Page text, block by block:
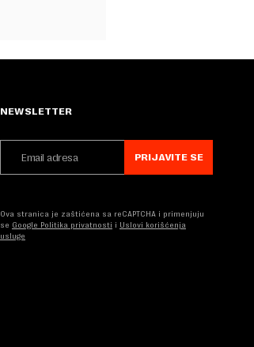
NEWSLETTER
PRIJAVITE SE
Ova stranica je zaštićena sa reCAPTCHA i primenjuju
se Google Politika privatnosti i Uslovi korišćenja
usluge